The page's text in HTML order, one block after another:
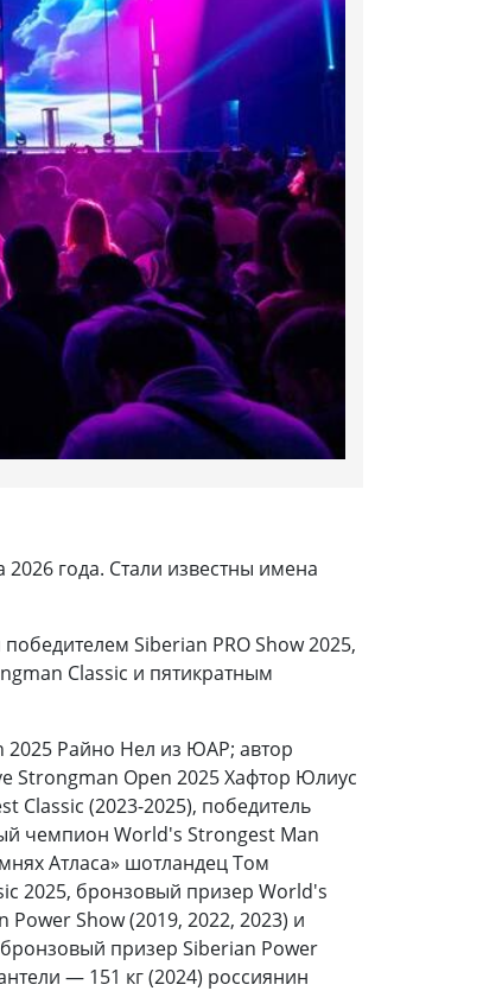
года. Стали известны имена
Siberian PRO Show 2025,
Classic и пятикратным
2025 Райно Нел из ЮАР; автор
Strongman Open 2025 Хафтор Юлиус
Classic (2023-2025), победитель
чемпион World's Strongest Man
Атласа» шотландец Том
2025, бронзовый призер World's
Show (2019, 2022, 2023) и
призер Siberian Power
— 151 кг (2024) россиянин